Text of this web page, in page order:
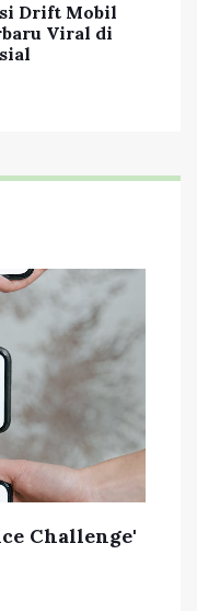
Drift Mobil
Viral di
Challenge'